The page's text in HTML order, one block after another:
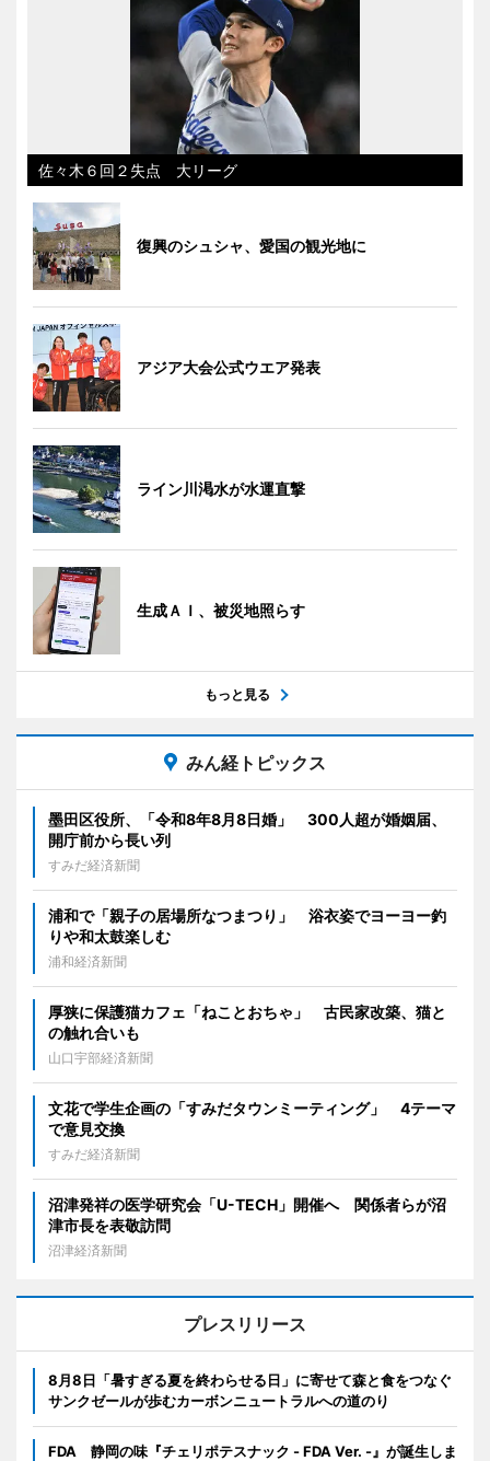
佐々木６回２失点 大リーグ
復興のシュシャ、愛国の観光地に
アジア大会公式ウエア発表
ライン川渇水が水運直撃
生成ＡＩ、被災地照らす
もっと見る
みん経トピックス
墨田区役所、「令和8年8月8日婚」 300人超が婚姻届、
開庁前から長い列
すみだ経済新聞
浦和で「親子の居場所なつまつり」 浴衣姿でヨーヨー釣
りや和太鼓楽しむ
浦和経済新聞
厚狭に保護猫カフェ「ねことおちゃ」 古民家改築、猫と
の触れ合いも
山口宇部経済新聞
文花で学生企画の「すみだタウンミーティング」 4テーマ
で意見交換
すみだ経済新聞
沼津発祥の医学研究会「U-TECH」開催へ 関係者らが沼
津市長を表敬訪問
沼津経済新聞
プレスリリース
8月8日「暑すぎる夏を終わらせる日」に寄せて森と食をつなぐ
サンクゼールが歩むカーボンニュートラルへの道のり
FDA 静岡の味『チェリポテスナック - FDA Ver. -』が誕生しま